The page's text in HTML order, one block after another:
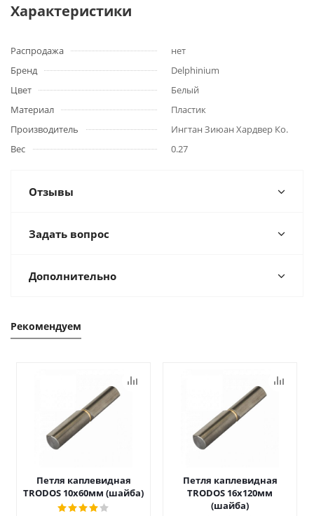
Характеристики
Распродажа
нет
Бренд
Delphinium
Цвет
Белый
Материал
Пластик
Производитель
Ингтан Зиюан Хардвер Ко.
Вес
0.27
Отзывы
Задать вопрос
Дополнительно
Рекомендуем
Петля каплевидная
TRODOS 10х60мм (шайба)
Петля каплевидная
TRODOS 16х120мм
(шайба)